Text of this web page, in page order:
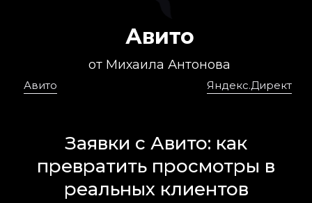
Авито
от Михаила Антонова
Авито Яндекс.Директ
Заявки с Авито: как
превратить просмотры в
реальных клиентов